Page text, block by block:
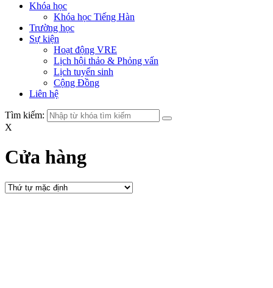
Khóa học
Khóa học Tiếng Hàn
Trường học
Sự kiện
Hoạt động VRE
Lịch hội thảo & Phỏng vấn
Lịch tuyển sinh
Cộng Đồng
Liên hệ
Tìm kiếm:
X
Cửa hàng